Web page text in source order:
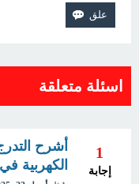
اسئلة متعلقة
1
إجابة
أشرح
الكهربية